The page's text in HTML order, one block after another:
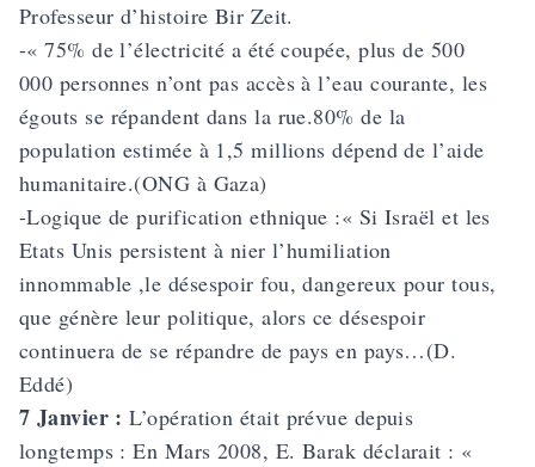
Professeur d’histoire Bir Zeit.
-« 75% de l’électricité a été coupée, plus de 500
000 personnes n’ont pas accès à l’eau courante, les
égouts se répandent dans la rue.80% de la
population estimée à 1,5 millions dépend de l’aide
humanitaire.(ONG à Gaza)
-Logique de purification ethnique :« Si Israël et les
Etats Unis persistent à nier l’humiliation
innommable ,le désespoir fou, dangereux pour tous,
que génère leur politique, alors ce désespoir
continuera de se répandre de pays en pays…(D.
Eddé)
7 Janvier : L’opération était prévue depuis
longtemps : En Mars 2008, E. Barak déclarait : «